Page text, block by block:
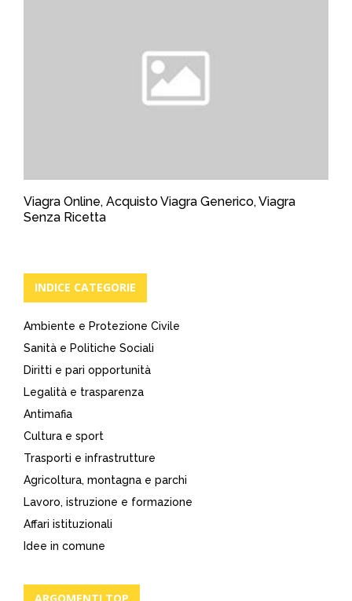
Viagra Online, Acquisto Viagra Generico, Viagra
Senza Ricetta
INDICE CATEGORIE
Ambiente e Protezione Civile
Sanità e Politiche Sociali
Diritti e pari opportunità
Legalità e trasparenza
Antimafia
Cultura e sport
Trasporti e infrastrutture
Agricoltura, montagna e parchi
Lavoro, istruzione e formazione
Affari istituzionali
Idee in comune